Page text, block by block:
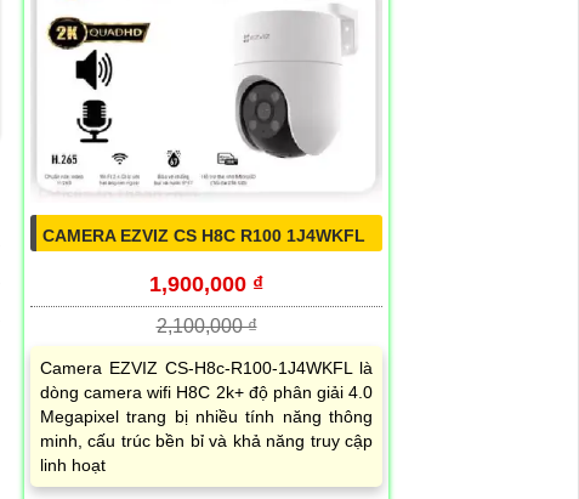
CAMERA EZVIZ CS H8C R100 1J4WKFL
1,900,000 ₫
2,100,000 ₫
Camera EZVIZ CS-H8c-R100-1J4WKFL là
dòng camera wifi H8C 2k+ độ phân giải 4.0
Megapixel trang bị nhiều tính năng thông
minh, cấu trúc bền bỉ và khả năng truy cập
linh hoạt